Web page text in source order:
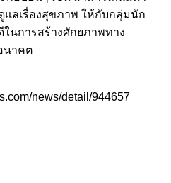
แลเรื่องสุขภาพ ให้กับกลุ่มนัก
ในการสร้างศักยภาพทาง
นาคต
news/detail/944657